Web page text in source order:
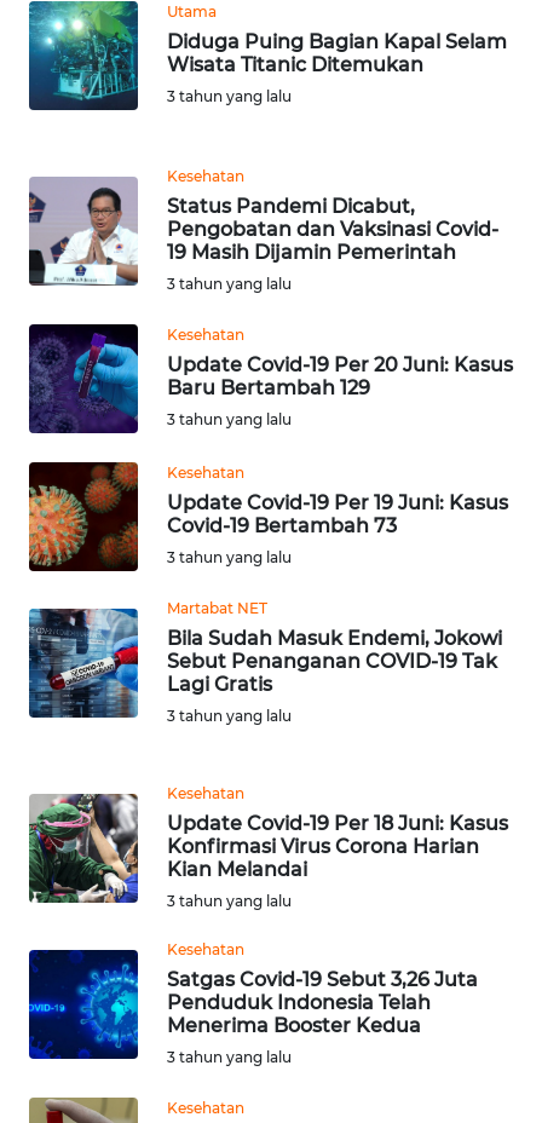
Utama
Diduga Puing Bagian Kapal Selam
Wisata Titanic Ditemukan
3 tahun yang lalu
Kesehatan
Status Pandemi Dicabut,
Pengobatan dan Vaksinasi Covid-
19 Masih Dijamin Pemerintah
3 tahun yang lalu
Kesehatan
Update Covid-19 Per 20 Juni: Kasus
Baru Bertambah 129
3 tahun yang lalu
Kesehatan
Update Covid-19 Per 19 Juni: Kasus
Covid-19 Bertambah 73
3 tahun yang lalu
Martabat NET
Bila Sudah Masuk Endemi, Jokowi
Sebut Penanganan COVID-19 Tak
Lagi Gratis
3 tahun yang lalu
Kesehatan
Update Covid-19 Per 18 Juni: Kasus
Konfirmasi Virus Corona Harian
Kian Melandai
3 tahun yang lalu
Kesehatan
Satgas Covid-19 Sebut 3,26 Juta
Penduduk Indonesia Telah
Menerima Booster Kedua
3 tahun yang lalu
Kesehatan
OPINI
EDITORIAL
INDEKS
BERITA
KAMI
INFO
IKLAN
TENTANG
KAMI
PEDOMAN
SIBER
REDAKSI
DISCLAIMER
Wahana
News
WN
SUMUT
JAKARTA